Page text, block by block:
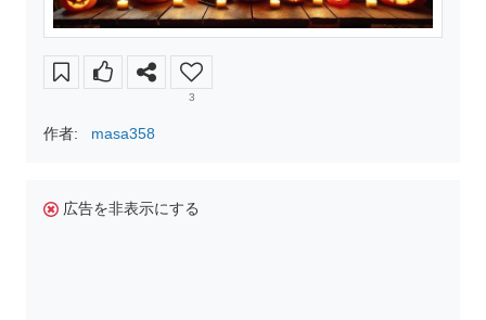
3
作者: masa358
広告を非表示にする